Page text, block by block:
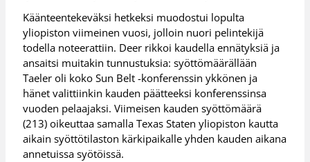
Käänteentekeväksi hetkeksi muodostui lopulta
yliopiston viimeinen vuosi, jolloin nuori pelintekijä
todella noteerattiin. Deer rikkoi kaudella ennätyksiä ja
ansaitsi muitakin tunnustuksia: syöttömäärällään
Taeler oli koko Sun Belt -konferenssin ykkönen ja
hänet valittiinkin kauden päätteeksi konferenssinsa
vuoden pelaajaksi. Viimeisen kauden syöttömäärä
(213) oikeuttaa samalla Texas Staten yliopiston kautta
aikain syöttötilaston kärkipaikalle yhden kauden aikana
annetuissa syötöissä.